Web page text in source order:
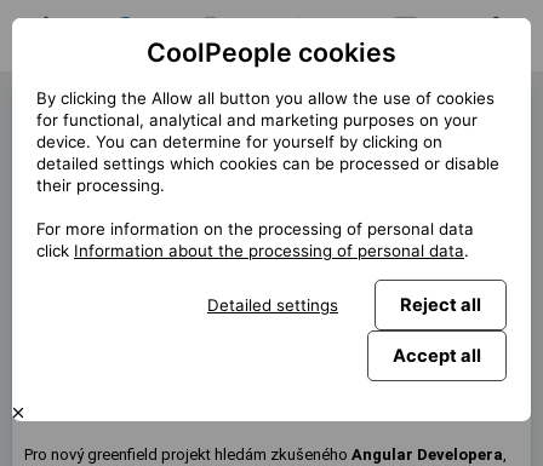
Job search My jobs Notifications Messages
Angular Developer (39727)
« Back
Location
Praha
Start (lenght)
7/2025 (6m)
Pro nový greenfield projekt hledám zkušeného Angular Developera,
CoolPeople cookies
By clicking the Allow all button you allow the use of cookies
for functional, analytical and marketing purposes on your
device. You can determine for yourself by clicking on
detailed settings which cookies can be processed or disable
their processing.
For more information on the processing of personal data
click Information about the processing of personal data.
Detailed settings Reject all
Accept all